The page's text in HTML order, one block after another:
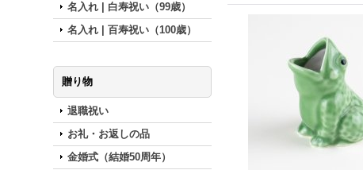
名入れ | 白寿祝い（99歳）
名入れ | 百寿祝い（100歳）
贈り物
退職祝い
お礼・お返しの品
金婚式（結婚50周年）